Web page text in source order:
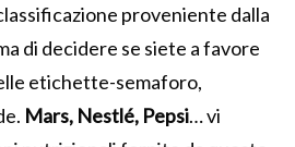
proveniente dalla
di decidere se siete a favore
etichette-semaforo,
Mars, Nestlé, Pepsi… vi